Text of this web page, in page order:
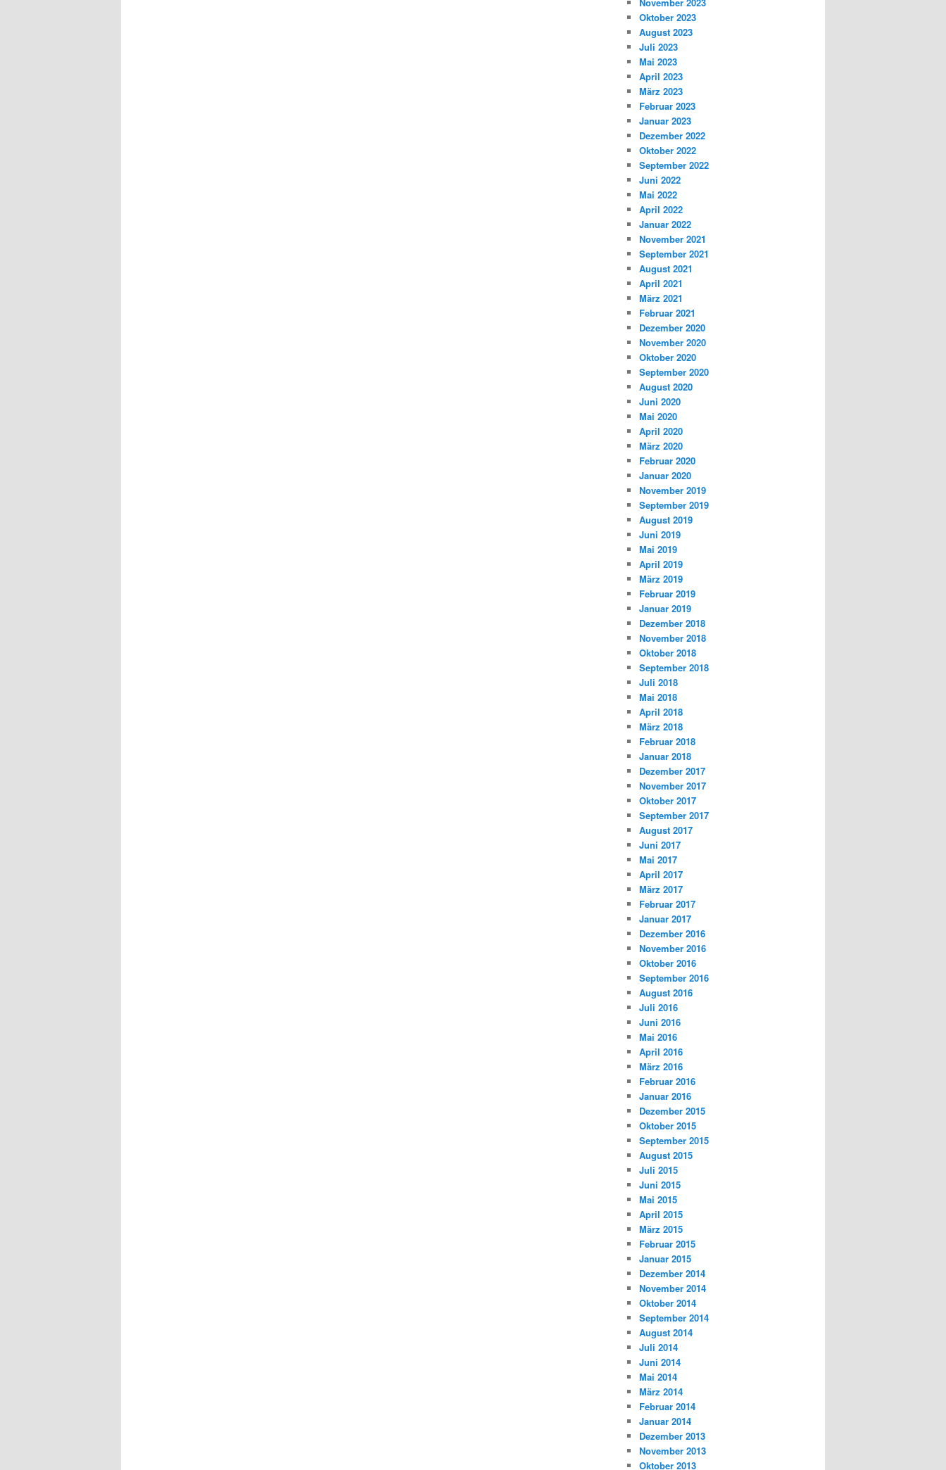
Oktober 2023
August 2023
Juli 2023
Mai 2023
April 2023
März 2023
Februar 2023
Januar 2023
Dezember 2022
Oktober 2022
September 2022
Juni 2022
Mai 2022
April 2022
Januar 2022
November 2021
September 2021
August 2021
April 2021
März 2021
Februar 2021
Dezember 2020
November 2020
Oktober 2020
September 2020
August 2020
Juni 2020
Mai 2020
April 2020
März 2020
Februar 2020
Januar 2020
November 2019
September 2019
August 2019
Juni 2019
Mai 2019
April 2019
März 2019
Februar 2019
Januar 2019
Dezember 2018
November 2018
Oktober 2018
September 2018
Juli 2018
Mai 2018
April 2018
März 2018
Februar 2018
Januar 2018
Dezember 2017
November 2017
Oktober 2017
September 2017
August 2017
Juni 2017
Mai 2017
April 2017
März 2017
Februar 2017
Januar 2017
Dezember 2016
November 2016
Oktober 2016
September 2016
August 2016
Juli 2016
Juni 2016
Mai 2016
April 2016
März 2016
Februar 2016
Januar 2016
Dezember 2015
Oktober 2015
September 2015
August 2015
Juli 2015
Juni 2015
Mai 2015
April 2015
März 2015
Februar 2015
Januar 2015
Dezember 2014
November 2014
Oktober 2014
September 2014
August 2014
Juli 2014
Juni 2014
Mai 2014
März 2014
Februar 2014
Januar 2014
Dezember 2013
November 2013
Oktober 2013